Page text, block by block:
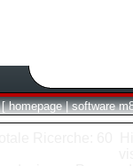
[ homepage | software